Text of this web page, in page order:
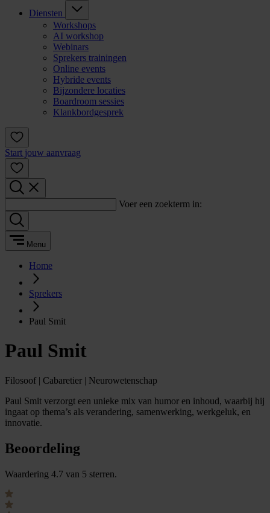
Diensten
Workshops
AI workshop
Webinars
Sprekers trainingen
Online events
Hybride events
Bijzondere locaties
Boardroom sessies
Klankbordgesprek
Start jouw aanvraag
Voer een zoekterm in:
Menu
Home
Sprekers
Paul Smit
Paul Smit
Filosoof | Cabaretier | Neurowetenschap
Paul Smit verzorgt een unieke mix van humor en inhoud, waarbij hij
ingaat op thema’s als verandering, samenwerking, werkgeluk, en
innovatie.
Beoordeling
Waardering 4.7 van 5 sterren.